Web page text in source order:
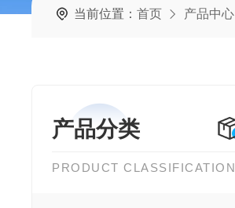
当前位置：首页 产品中心
产品分类
PRODUCT CLASSIFICATION